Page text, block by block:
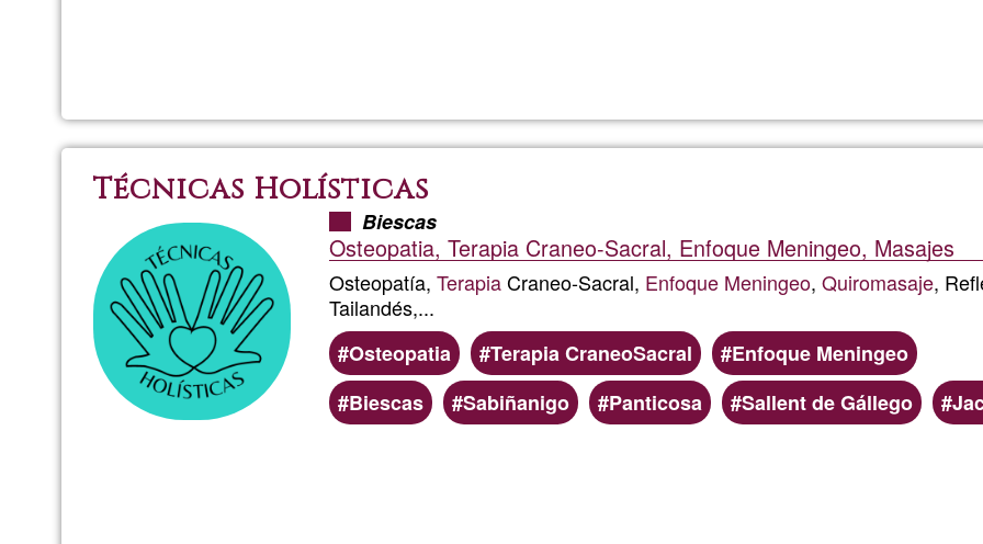
Solé
Técnicas Holísticas
Biescas
Osteopatia, Terapia Craneo-Sacral, Enfoque Meningeo, Masajes
Osteopatía, TerapiaCraneo-Sacral, Enfoque Meningeo, Quiromasaje,
Tailandés,...
Osteopatia
Terapia CraneoSacral
Enfoque Meningeo
Biescas
Sabiñanigo Panticosa Sallent de Gállego